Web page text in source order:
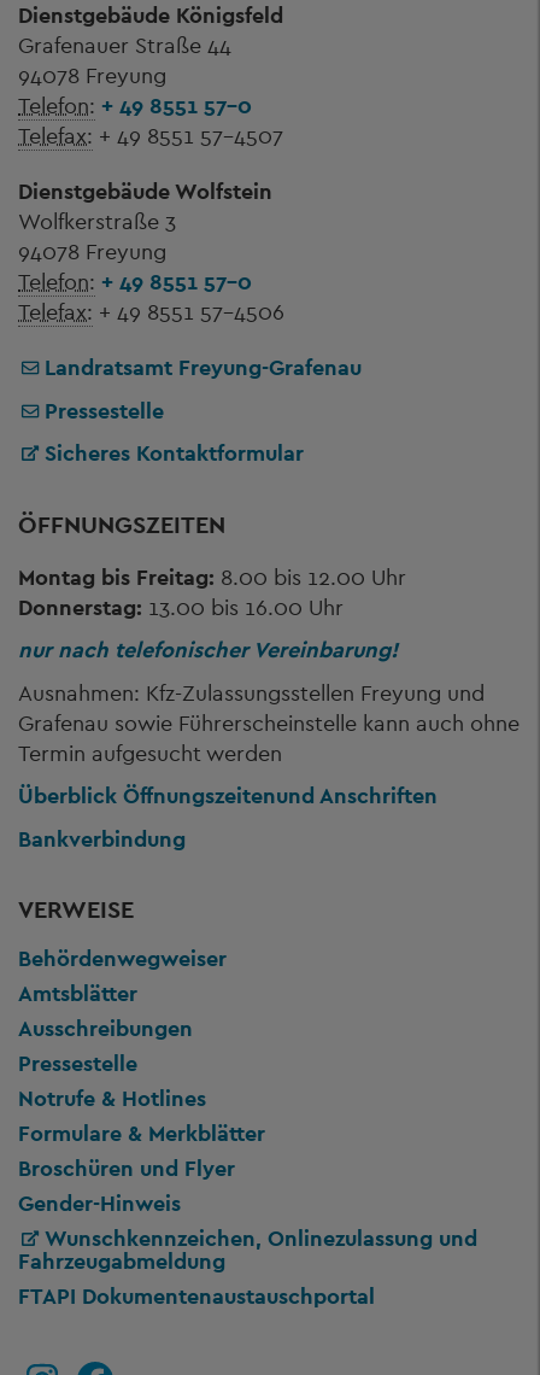
Dienstgebäude Königsfeld
Grafenauer Straße 44
94078 Freyung
Telefon: + 49 8551 57-0
Telefax: + 49 8551 57-4507
Dienstgebäude Wolfstein
Wolfkerstraße 3
94078 Freyung
Telefon: + 49 8551 57-0
Telefax: + 49 8551 57-4506
Landratsamt Freyung-Grafenau
Pressestelle
Sicheres Kontaktformular
ÖFFNUNGSZEITEN
Montag bis Freitag: 8.00 bis 12.00 Uhr
Donnerstag: 13.00 bis 16.00 Uhr
nur nach telefonischer Vereinbarung!
Ausnahmen: Kfz-Zulassungsstellen Freyung und
Grafenau sowie Führerscheinstelle kann auch ohne
Termin aufgesucht werden
Überblick Öffnungszeitenund Anschriften
Bankverbindung
VERWEISE
Behördenwegweiser
Amtsblätter
Ausschreibungen
Pressestelle
Notrufe & Hotlines
Formulare & Merkblätter
Broschüren und Flyer
Gender-Hinweis
Wunschkennzeichen, Onlinezulassung und
Fahrzeugabmeldung
FTAPI Dokumentenaustauschportal